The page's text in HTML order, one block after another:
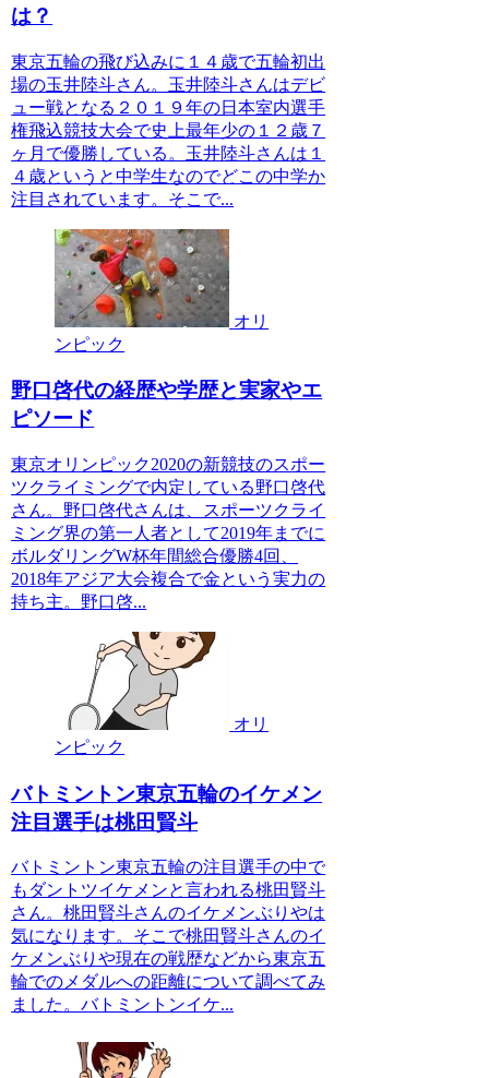
は？
東京五輪の飛び込みに１４歳で五輪初出
場の玉井陸斗さん。玉井陸斗さんはデビ
ュー戦となる２０１９年の日本室内選手
権飛込競技大会で史上最年少の１２歳７
ヶ月で優勝している。玉井陸斗さんは１
４歳というと中学生なのでどこの中学か
注目されています。そこで...
オリ
ンピック
野口啓代の経歴や学歴と実家やエ
ピソード
東京オリンピック2020の新競技のスポー
ツクライミングで内定している野口啓代
さん。野口啓代さんは、スポーツクライ
ミング界の第一人者として2019年までに
ボルダリングW杯年間総合優勝4回、
2018年アジア大会複合で金という実力の
持ち主。野口啓...
オリ
ンピック
バトミントン東京五輪のイケメン
注目選手は桃田賢斗
バトミントン東京五輪の注目選手の中で
もダントツイケメンと言われる桃田賢斗
さん。桃田賢斗さんのイケメンぶりやは
気になります。そこで桃田賢斗さんのイ
ケメンぶりや現在の戦歴などから東京五
輪でのメダルへの距離について調べてみ
ました。バトミントンイケ...